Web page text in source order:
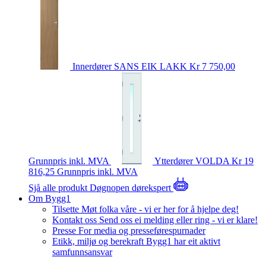
Innerdører SANS EIK LAKK Kr 7 750,00
Grunnpris inkl. MVA YtterdørerVOLDA Kr 19
816,25 Grunnpris inkl. MVA
Sjå alle produkt Døgnopen dørekspert
Om Bygg1
Tilsette Møt folka våre - vi er her for å hjelpe deg!
Kontakt oss Send oss ei melding eller ring - vi er klare!
Presse For media og presseførespurnader
Etikk, miljø og berekraft Bygg1 har eit aktivt
samfunnsansvar